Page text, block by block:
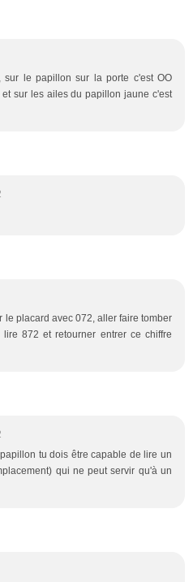
sur le papillon sur la porte c'est OO
sur les ailes du papillon jaune c'est
le placard avec 072, aller faire tomber
872 et retourner entrer ce chiffre
tu dois être capable de lire un
qui ne peut servir qu'à un